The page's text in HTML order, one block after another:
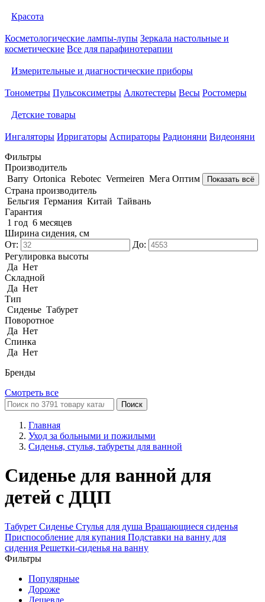
Красота
Косметологические лампы-лупы Зеркала настольные и
косметические Все для парафинотерапии
Измерительные и диагностические приборы
Тонометры Пульсоксиметры Алкотестеры Весы Ростомеры
Детские товары
Ингаляторы Ирригаторы Аспираторы Радионяни Видеоняни
Фильтры
Производитель
Barry Ortonica Rebotec Vermeiren Мега Оптим Показать всё
Страна производитель
Бельгия Германия Китай Тайвань
Гарантия
1 год 6 месяцев
Ширина сидения, см
От:
До:
Регулировка высоты
Да Нет
Складной
Да Нет
Тип
Сиденье Табурет
Поворотное
Да Нет
Спинка
Да Нет
Бренды
Смотреть все
Поиск
Главная
Уход за больными и пожилыми
Сиденья, стулья, табуреты для ванной
Сиденье для ванной для
детей с ДЦП
Табурет Сиденье Стулья для душа Вращающиеся сиденья
Приспособление для купания Подставки на ванну для
сидения Решетки-сиденья на ванну
Фильтры
Популярные
Дороже
Дешевле